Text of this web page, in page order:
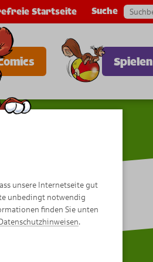
Startseite Suche
Spielen
unsere Internetseite gut
unbedingt notwendig
finden Sie unten
.